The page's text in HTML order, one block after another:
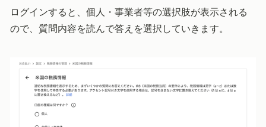
ログインすると、個人・事業者等の選択肢が表示される
ので、質問内容を読んで答えを選択していきます。